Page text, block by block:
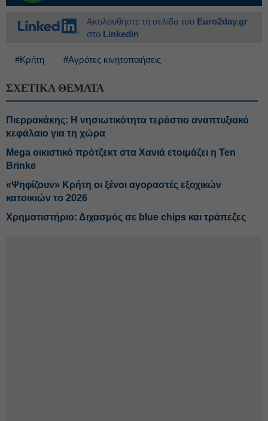
Ακολουθήστε τη σελίδα του Euro2day.gr
στο Linkedin
#Κρήτη #Αγρότες κινητοποιήσεις
ΣΧΕΤΙΚΑ ΘΕΜΑΤΑ
Πιερρακάκης: Η νησιωτικότητα τεράστιο αναπτυξιακό
κεφάλαιο για τη χώρα
Mega οικιστικό πρότζεκτ στα Χανιά ετοιμάζει η Ten
Brinke
«Ψηφίζουν» Κρήτη οι ξένοι αγοραστές εξοχικών
κατοικιών το 2026
Χρηματιστήριο: Διχασμός σε blue chips και τράπεζες